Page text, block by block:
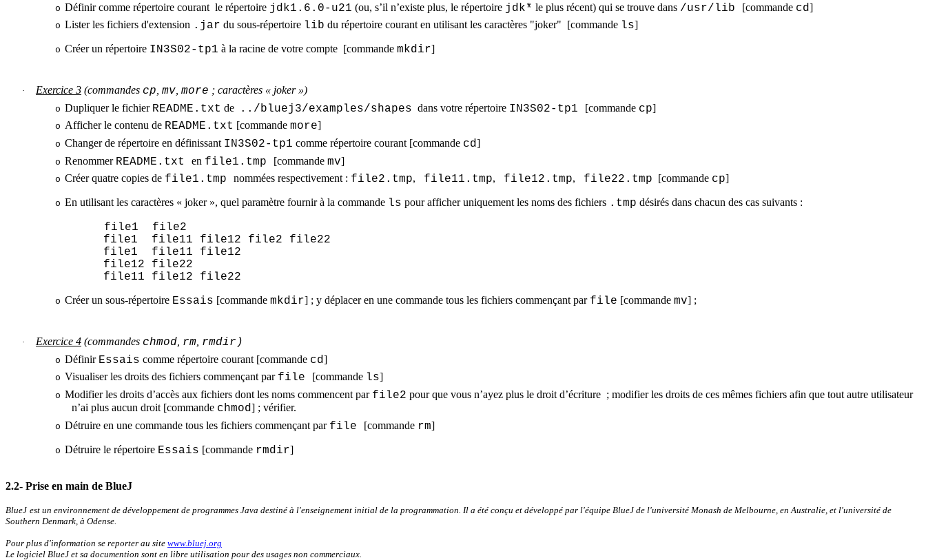
o Définir comme répertoire courant le répertoire jdk1.6.0-u21 (ou, s’il n’existe plus, le répertoire jdk* le plus récent) qui se trouve dans /usr/lib [commande cd]
o Lister les fichiers d'extension .jar du sous-répertoire lib du répertoire courant en utilisant les caractères "joker" [commande ls]
o Créer un répertoire IN3S02-tp1 à la racine de votre compte [commande mkdir]
· Exercice 3 (commandes cp mv more ; caractères « joker »)
o Dupliquer le fichier README.txt de .. /bluej3/examples/shapes dans votre répertoire IN3S02-tp1 [commande cp]
o Afficher le contenu de README.txt [commande more]
o Changer de répertoire en définissant IN3S02-tp1 comme répertoire courant [commande cd]
o Renommer README.txt en file1.tmp [commande mv]
o Créer quatre copies de file1.tmp nommées respectivement : file2.tmp, file11.tmp, file12.tmp, file22.tmp [commande cp]
o En utilisant les caractères « joker », quel paramètre fournir à la commande ls pour afficher uniquement les noms des fichiers . tmp désirés dans chacun des cas suivants :
file1 file2
file1 file11 file12 file2 file22
file1 file11 file12
file12 file22
file11 file12 file22
o Créer un sous-répertoire Essais [commande mkdir] ; y déplacer en une commande tous les fichiers commençant par file [commande mv] ;
· Exercice 4 (commandes chmod rm rmdir )
o Définir Essais comme répertoire courant [commande cd]
o Visualiser les droits des fichiers commençant par file [commande ls]
o Modifier les droits d’accès aux fichiers dont les noms commencent par file2 pour que vous n’ayez plus le droit d’écriture ; modifier les droits de ces mêmes fichiers afin que tout autre utilisateur
n’ai plus aucun droit [commande chmod] ; vérifier.
o Détruire en une commande tous les fichiers commençant par file [commande rm]
o Détruire le répertoire Essais [commande rmdir]
2.2- Prise en main de BlueJ
BlueJ est un environnement de développement de programmes Java destiné à l'enseignement initial de la programmation. Il a été conçu et développé par l'équipe BlueJ de l'université Monash de Melbourne, en Australie, et l'université de
Southern Denmark , à Odense.
Pour plus d'information se reporter au site www.bluej.org
Le logiciel BlueJ et sa documention sont en libre utilisation pour des usages non commerciaux.